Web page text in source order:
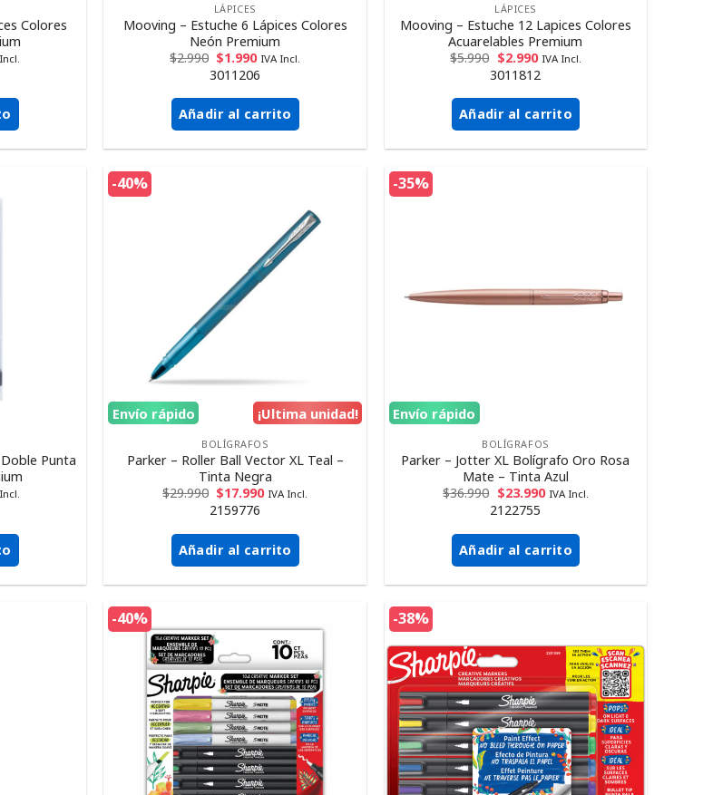
Colores
LÁPICES
Mooving – Estuche 6 Lápices Colores
Neón Premium
$2.990 $1.990 IVA Incl.
3011206
Añadir al carrito
LÁPICES
Mooving – Estuche 12 Lapices Colores
Acuarelables Premium
$5.990 $2.990 IVA Incl.
3011812
Añadir al carrito
Punta
-40%
¡Ultima unidad!
Envío rápido
BOLÍGRAFOS
Parker – Roller Ball Vector XL Teal –
Tinta Negra
$29.990 $17.990 IVA Incl.
2159776
Añadir al carrito
-35%
Envío rápido
BOLÍGRAFOS
Parker – Jotter XL Bolígrafo Oro Rosa
Mate – Tinta Azul
$36.990 $23.990 IVA Incl.
2122755
Añadir al carrito
-40% -38%